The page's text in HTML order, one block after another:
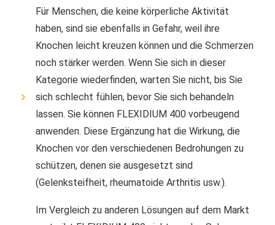
Für Menschen, die keine körperliche Aktivität
haben, sind sie ebenfalls in Gefahr, weil ihre
Knochen leicht kreuzen können und die Schmerzen
noch stärker werden. Wenn Sie sich in dieser
Kategorie wiederfinden, warten Sie nicht, bis Sie
sich schlecht fühlen, bevor Sie sich behandeln
lassen. Sie können FLEXIDIUM 400 vorbeugend
anwenden. Diese Ergänzung hat die Wirkung, die
Knochen vor den verschiedenen Bedrohungen zu
schützen, denen sie ausgesetzt sind
(Gelenksteifheit, rheumatoide Arthritis usw.).
Im Vergleich zu anderen Lösungen auf dem Markt